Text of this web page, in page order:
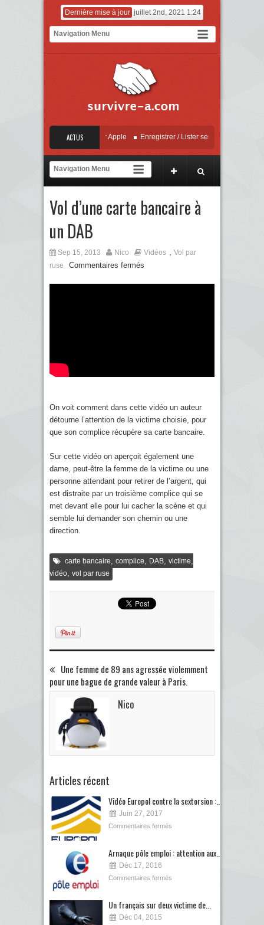
Dernière mise à jour juillet 2nd, 2021 1:24
ACTUS
« Localiser » – Mise à jour Apple Enregistrer / Lister ses objets,
Vidéo Europol contre la sextorsion : Say No! – A campaign against online
Vol d’une carte bancaire à
un DAB
Sep 15, 2013 Nico Vidéos , Vol par
ruse
Commentaires fermés
On voit comment dans cette vidéo un auteur
détourne l’attention de la victime choisie, pour
que son complice récupère sa carte bancaire.
Sur cette vidéo on aperçoit également une
dame, peut-être la femme de la victime ou une
personne attendant pour retirer de l’argent, qui
est distraite par un troisième complice qui se
met devant elle pour lui cacher la scène et qui
semble lui demander son chemin ou une
direction.
carte bancaire complice DAB victime
vidéo vol par ruse
Une femme de 89 ans agressée violemment
pour une bague de grande valeur à Paris.
Nico
Articles récent
Vidéo Europol contre la sextorsion :...
Juin 27, 2017
Commentaires fermés
Arnaque pôle emploi : attention aux...
Déc 17, 2016
Commentaires fermés
Un français sur deux victime de...
Déc 04, 2015